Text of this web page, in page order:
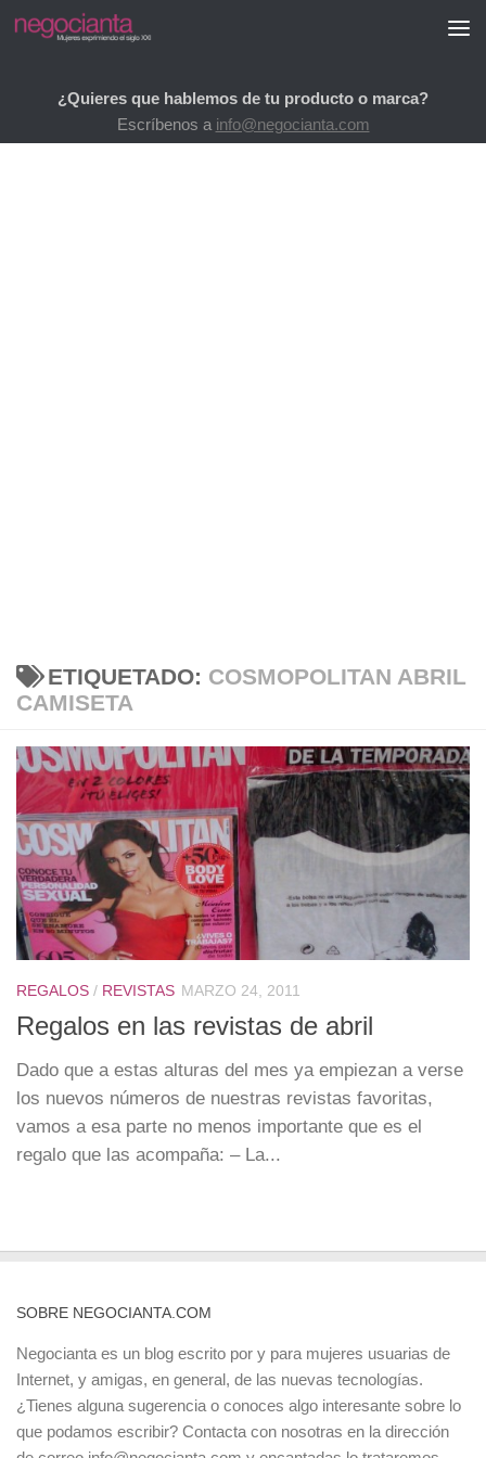
Saltar al contenido
¿Quieres que hablemos de tu producto o marca?
Escríbenos a info@negocianta.com
ETIQUETADO: COSMOPOLITAN ABRIL
CAMISETA
REGALOS / REVISTAS MARZO 24, 2011
Regalos en las revistas de abril
Dado que a estas alturas del mes ya empiezan a verse
los nuevos números de nuestras revistas favoritas,
vamos a esa parte no menos importante que es el
regalo que las acompaña: – La...
SOBRE NEGOCIANTA.COM
Negocianta es un blog escrito por y para mujeres usuarias de
Internet, y amigas, en general, de las nuevas tecnologías.
¿Tienes alguna sugerencia o conoces algo interesante sobre lo
que podamos escribir? Contacta con nosotras en la dirección